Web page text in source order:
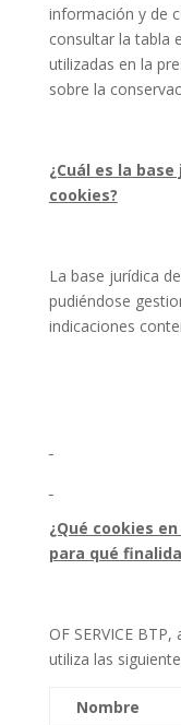
información y de
consultar la tabla
utilizadas en la
sobre la
¿Cuál es la
cookies?
La base jurídica
pudiéndose
indicaciones
¿Qué cookies
para qué
OF SERVICE
utiliza las
Nombre